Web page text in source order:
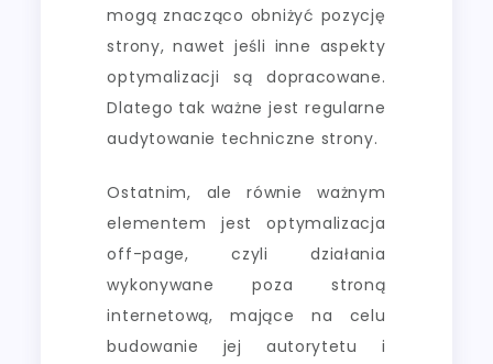
mogą znacząco obniżyć pozycję
strony, nawet jeśli inne aspekty
optymalizacji są dopracowane.
Dlatego tak ważne jest regularne
audytowanie techniczne strony.
Ostatnim, ale równie ważnym
elementem jest optymalizacja
off-page, czyli działania
wykonywane poza stroną
internetową, mające na celu
budowanie jej autorytetu i